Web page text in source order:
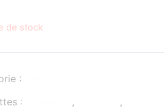
de stock
:
:
, ,